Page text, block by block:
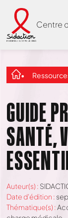
Centre
GUIDE
SANTÉ,
Auteur(s) :
Date d'édition :
Thématique(s) :